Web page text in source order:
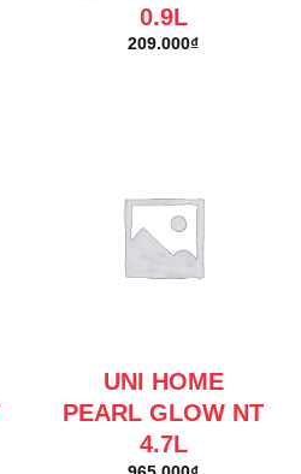
0.9L
209.000₫
UNI HOME
PEARL GLOW NT
4.7L